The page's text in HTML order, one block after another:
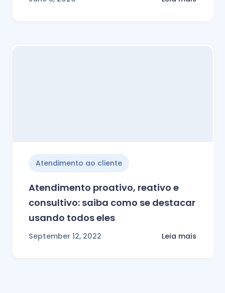
Atendimento ao cliente
Atendimento proativo, reativo e
consultivo: saiba como se destacar
usando todos eles
September 12, 2022 Leia mais